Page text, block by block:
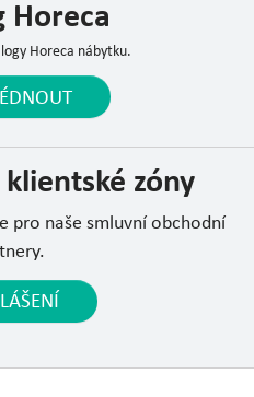
Horeca
Horeca nábytku.
zóny
pro naše smluvní obchodní